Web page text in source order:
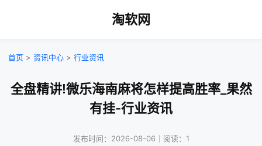
淘软网
首页 > 资讯中心 > 行业资讯
全盘精讲!微乐海南麻将怎样提高胜率_果然
有挂-行业资讯
发布时间：2026-08-06｜阅读：1